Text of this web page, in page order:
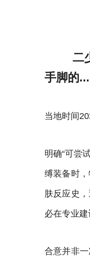
二
手脚的...
当地时间
明确“可尝
缚装备时
肤反应史
必在专业建
合意并非